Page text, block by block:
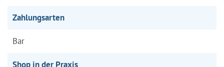
Zahlungsarten
Bar
Shop in der Praxis